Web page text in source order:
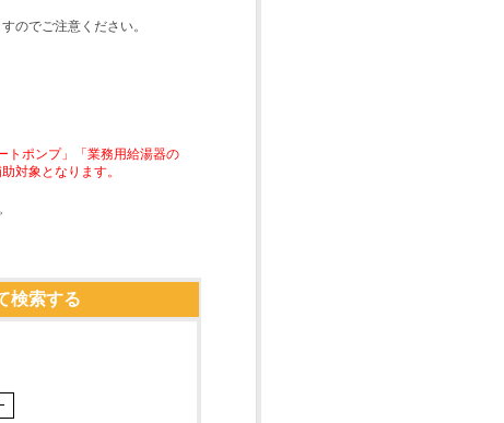
のでご注意ください。
トポンプ」「業務用給湯器の
対象となります。
検索する